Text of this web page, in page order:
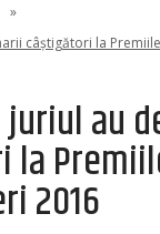
»
câștigători la
au
la
2016